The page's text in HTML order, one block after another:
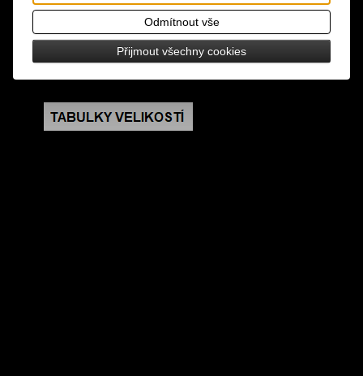
design: vyšívaná nášivka, nažehlovací
rozměry: výška 3,5 cm, šířka 10,5 cm
Odmítnout vše
Přijmout všechny cookies